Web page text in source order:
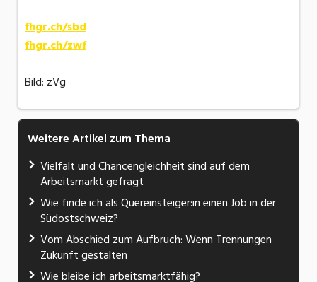
fhgr.ch/sbd
fhgr.ch/zwf
Bild: zVg
Weitere Artikel zum Thema
Vielfalt und Chancengleichheit sind auf dem
Arbeitsmarkt gefragt
Wie finde ich als Quereinsteiger:in einen Job in der
Südostschweiz?
Vom Abschied zum Aufbruch: Wenn Trennungen
Zukunft gestalten
Wie bleibe ich arbeitsmarktfähig?